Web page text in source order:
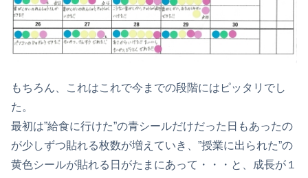
もちろん、これはこれで今までの段階にはピッタリでし
た。
最初は”給食に行けた”の青シールだけだった日もあったの
が少しずつ貼れる枚数が増えていき、”授業に出られた”の
黄色シールが貼れる日がたまにあって・・・と、成長が１